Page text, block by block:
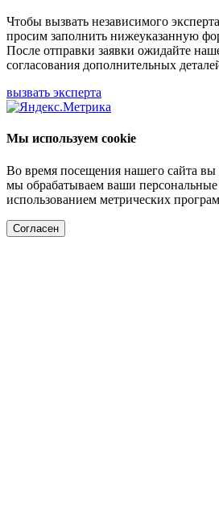
Чтобы вызвать независимого
просим заполнить нижеуказанную
После отправки заявки ожидайте
согласования дополнительных
вызвать эксперта
Мы используем cookie
Во время посещения нашего сайта вы
мы обрабатываем ваши
использованием метрических
Согласен